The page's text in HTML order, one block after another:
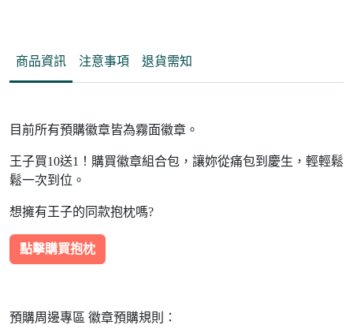
商品資訊 注意事項 退貨需知
目前所有預購徽章皆為霧面徽章。
王子買10送1！購買徽章組合包，讓妳從痛包到慶生，輕輕鬆
鬆一次到位。
想擁有王子的同款抱枕嗎?
點擊購買抱枕
預購周邊專區 徽章預購規則：